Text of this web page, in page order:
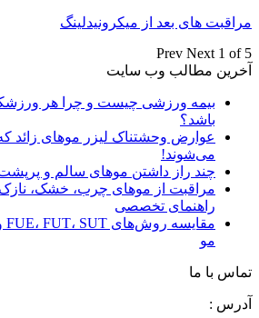
مراقبت های بعد از میکرونیدلینگ
Prev Next 1 of 5
آخرین مطالب وب سایت
بیمه ورزشی چیست و چرا هر
باشد؟
عوارض وحشتناک لیزر موهای زائد
می‌شوند!
چند راز داشتن موهای سالم و
مراقبت از موهای چرب، خشک، نازک
راهنمای تخصصی
مو
تماس با ما
آدرس :